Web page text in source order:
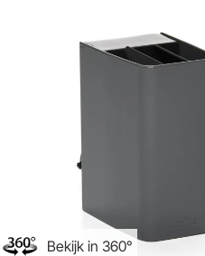
Bekijk in 360°